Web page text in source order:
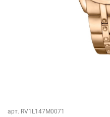
арт. RV1L147M0071